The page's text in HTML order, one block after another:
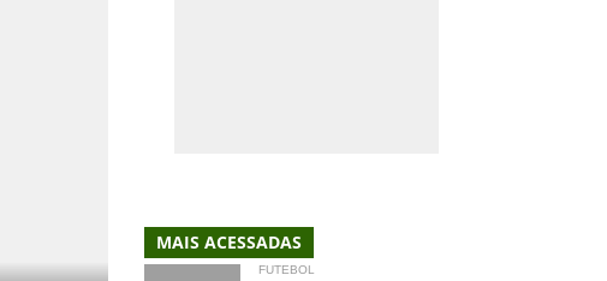
MAIS ACESSADAS
FUTEBOL